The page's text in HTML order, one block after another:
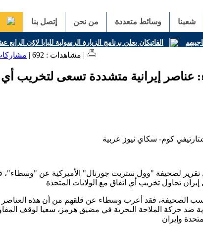
شعبنا وسائط متعددة من نحن إتصل بنا
الفاتيكان يعلن برنامج الزيارة الرسولية للبابا لاوُن
| مشاهدات : 692 | | 2026-05-27 07:52:39 |
عناصر إيرانية متشددة تسعى لتخريب
تقرير لصحيفة "وول ستريت جورنال" الأميركية عن
الصحيفة، فقد أعرب وسطاء عن قلقهم من أن هذه العناصر
ضد حركة الملاحة البحرية في مضيق هرمز، سعيا لوقف